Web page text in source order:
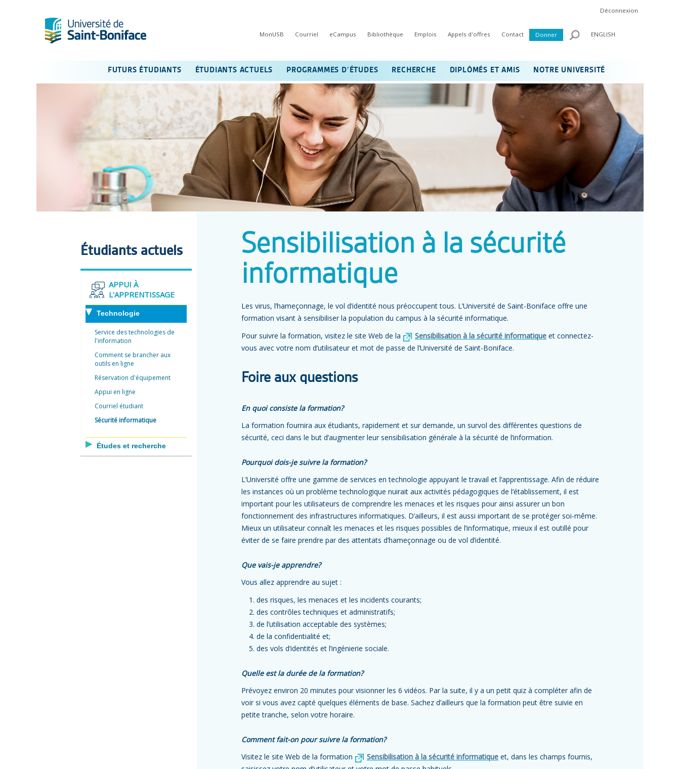
Déconnexion
MonUSB Courriel eCampus Bibliothèque Emplois Appels d'offres Contact Donner ENGLISH
FUTURS ÉTUDIANTS ÉTUDIANTS ACTUELS PROGRAMMES D’ÉTUDES RECHERCHE DIPLÔMÉS ET AMIS NOTRE UNIVERSITÉ
Sensibilisation à la sécurité
informatique
Les virus, l’hameçonnage, le vol d’identité nous préoccupent tous. L’Université de Saint-Boniface offre une
formation visant à sensibiliser la population du campus à la sécurité informatique.
Pour suivre la formation, visitez le site Web de la
Sensibilisation à la sécurité informatique et connectez-
vous avec votre nom d’utilisateur et mot de passe de l’Université de Saint-Boniface.
Foire aux questions
En quoi consiste la formation?
La formation fournira aux étudiants, rapidement et sur demande, un survol des différentes questions de
sécurité, ceci dans le but d’augmenter leur sensibilisation générale à la sécurité de l’information.
Pourquoi dois-je suivre la formation?
L’Université offre une gamme de services en technologie appuyant le travail et l’apprentissage. Afin de réduire
les instances où un problème technologique nuirait aux activités pédagogiques de l’établissement, il est
important pour les utilisateurs de comprendre les menaces et les risques pour ainsi assurer un bon
fonctionnement des infrastructures informatiques. D’ailleurs, il est aussi important de se protéger soi-même.
Mieux un utilisateur connaît les menaces et les risques possibles de l’informatique, mieux il est outillé pour
éviter de se faire prendre par des attentats d’hameçonnage ou de vol d’identité.
Que vais-je apprendre?
Vous allez apprendre au sujet :
des risques, les menaces et les incidents courants;
des contrôles techniques et administratifs;
de l’utilisation acceptable des systèmes;
de la confidentialité et;
des vols d’identités et l’ingénierie sociale.
Quelle est la durée de la formation?
Prévoyez environ 20 minutes pour visionner les 6 vidéos. Par la suite, il y a un petit quiz à compléter afin de
voir si vous avez capté quelques éléments de base. Sachez d’ailleurs que la formation peut être suivie en
petite tranche, selon votre horaire.
Comment fait-on pour suivre la formation?
Visitez le site Web de la formation
Sensibilisation à la sécurité informatique et, dans les champs fournis,
Étudiants actuels
APPUI À
L'APPRENTISSAGE
Technologie
Service des technologies de
l'information
Comment se brancher aux
outils en ligne
Réservation d'équipement
Appui en ligne
Courriel étudiant
Sécurité informatique
Études et recherche